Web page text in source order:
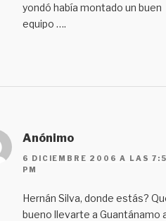
yondó había montado un buen
equipo ….
Anónimo
6 DICIEMBRE 2006 A LAS
PM
Hernán Silva, donde estás?
bueno llevarte a Guantánamo